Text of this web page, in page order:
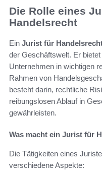
Die Rolle eines
Handelsrecht
Ein Jurist für
der Geschäftswelt. Er
Unternehmen in wichtigen
Rahmen von
besteht darin, rechtliche
reibungslosen Ablauf in
gewährleisten.
Was macht ein Jurist für
Die Tätigkeiten eines
verschiedene Aspekte: